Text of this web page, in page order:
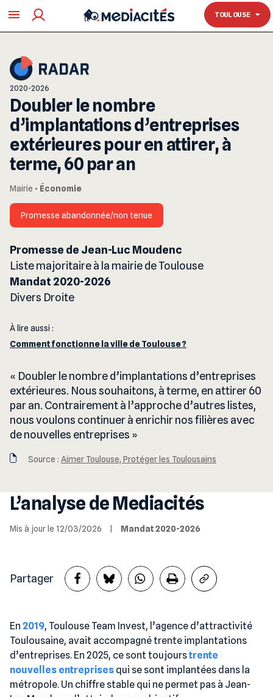
TOULOUSE
TOULOUSE
2020-2026
Doubler le nombre
d’implantations d’entreprises
extérieures pour en attirer, à
terme, 60 par an
Mairie • Économie
Promesse abandonnée/non tenue
Promesse de Jean-Luc Moudenc
Liste majoritaire à la mairie de Toulouse
Mandat 2020-2026
Divers Droite
À lire aussi :
Comment fonctionne la ville de Toulouse ?
Doubler le nombre d’implantations d’entreprises
extérieures. Nous souhaitons, à terme, en attirer 60
par an. Contrairement à l’approche d’autres listes,
nous voulons continuer à enrichir nos filières avec
de nouvelles entreprises
Source : Aimer Toulouse, Protéger les Toulousains
L’analyse de Mediacités
Mis à jour le 12/03/2026 Mandat 2020-2026
Partager
En 2019, Toulouse Team Invest, l’agence d’attractivité
Toulousaine, avait accompagné trente implantations
d’entreprises. En 2025, ce sont toujourstrente
nouvelles entreprises qui se sont implantées dans la
métropole. Un chiffre stable qui ne permet pas à Jean-